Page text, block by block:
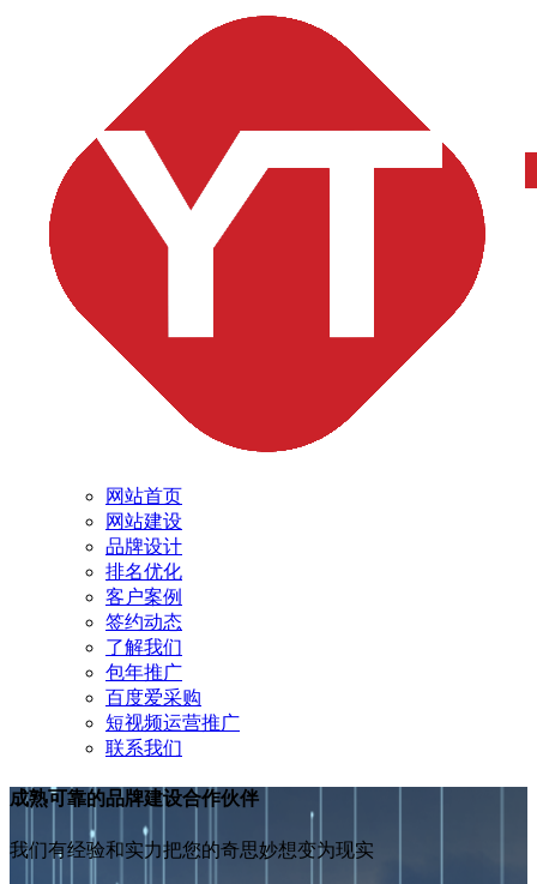
网站首页
网站建设
品牌设计
排名优化
客户案例
签约动态
了解我们
包年推广
百度爱采购
短视频运营推广
联系我们
成熟可靠的品牌建设合作伙伴
我们有经验和实力把您的奇思妙想变为现实